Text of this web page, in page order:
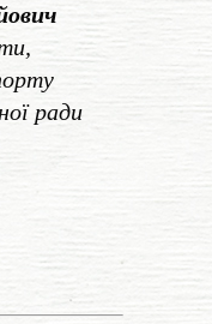
ради